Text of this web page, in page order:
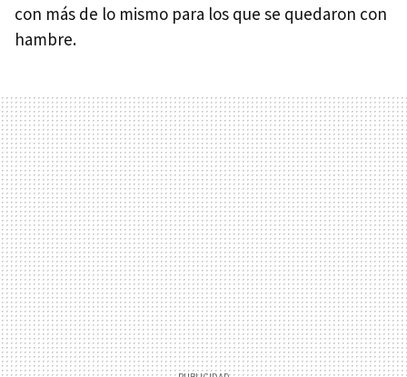
con más de lo mismo para los que se quedaron con
hambre.